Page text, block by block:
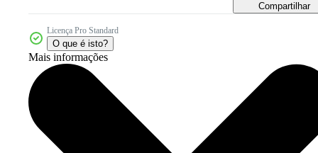
Compartilhar
Licença Pro Standard
O que é isto?
Mais informações